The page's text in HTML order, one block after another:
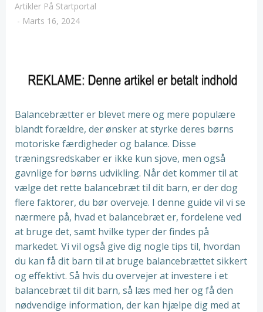
Artikler På Startportal
- Marts 16, 2024
Balancebrætter er blevet mere og mere populære
blandt forældre, der ønsker at styrke deres børns
motoriske færdigheder og balance. Disse
træningsredskaber er ikke kun sjove, men også
gavnlige for børns udvikling. Når det kommer til at
vælge det rette balancebræt til dit barn, er der dog
flere faktorer, du bør overveje. I denne guide vil vi se
nærmere på, hvad et balancebræt er, fordelene ved
at bruge det, samt hvilke typer der findes på
markedet. Vi vil også give dig nogle tips til, hvordan
du kan få dit barn til at bruge balancebrættet sikkert
og effektivt. Så hvis du overvejer at investere i et
balancebræt til dit barn, så læs med her og få den
nødvendige information, der kan hjælpe dig med at